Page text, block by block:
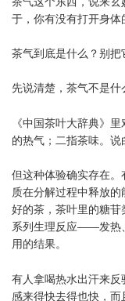
于，你有没有打开身体
茶气到底是什么？别把
先说清楚，茶气不是什
《中国茶叶大辞典》
的热气；二指茶味。说
但这种体验确实存在
质在分解过程中释放
好的茶，茶叶里的糖
系列生理反应——发热
用的结果。
有人拿喝热水出汗来
感来得快去得也快，而